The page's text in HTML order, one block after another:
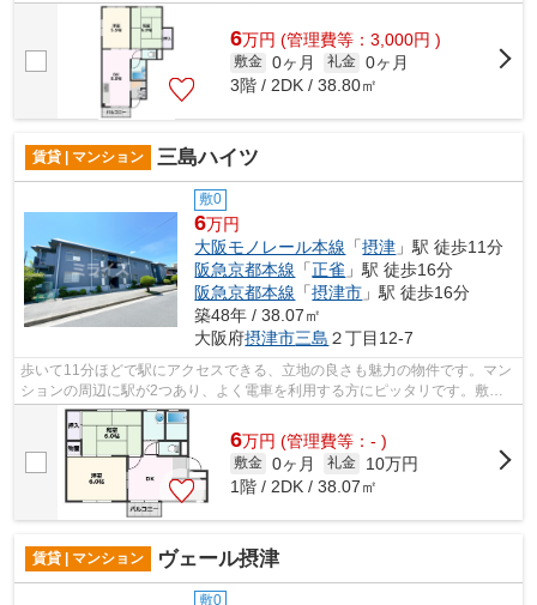
2駅利用可能な物件です。遮音性が高く...
6万円 (管理費等：3,000円 )
敷金 0ヶ月 礼金 0ヶ月
3階 / 2DK / 38.80㎡
賃貸 | マンション 三島ハイツ
敷0
6万円
大阪モノレール本線 「摂津 」駅 徒歩11分
阪急京都本線 「正雀 」駅 徒歩16分
阪急京都本線 「摂津市 」駅 徒歩16分
築48年 / 38.07㎡
大阪府摂津市三島 ２丁目12-7
歩いて11分ほどで駅にアクセスできる、立地の良さも魅力の物件です。マン
ションの周辺に駅が2つあり、よく電車を利用する方にピッタリです。敷地
内ごみ置き場つきの物件は最近ますます...
6万円 (管理費等：- )
敷金 0ヶ月 礼金
10万円
1階 / 2DK / 38.07㎡
賃貸 | マンション ヴェール摂津
敷0